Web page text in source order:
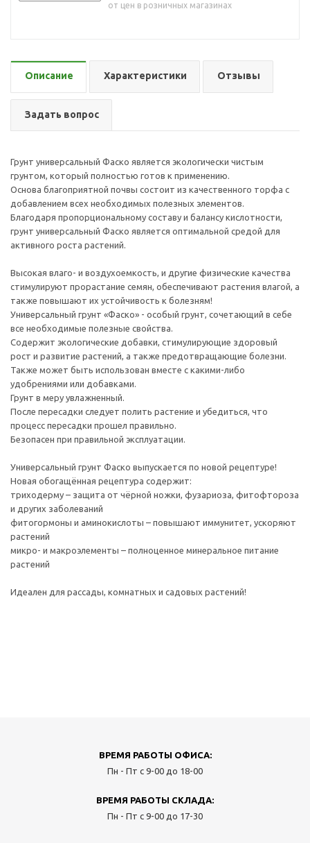
от цен в розничных магазинах
Описание Характеристики Отзывы
Задать вопрос
Грунт универсальный Фаско является экологически чистым
грунтом, который полностью готов к применению.
Основа благоприятной почвы состоит из качественного торфа с
добавлением всех необходимых полезных элементов.
Благодаря пропорциональному составу и балансу кислотности,
грунт универсальный Фаско является оптимальной средой для
активного роста растений.
Высокая влаго- и воздухоемкость, и другие физические качества
стимулируют прорастание семян, обеспечивают растения влагой, а
также повышают их устойчивость к болезням!
Универсальный грунт «Фаско» - особый грунт, сочетающий в себе
все необходимые полезные свойства.
Содержит экологические добавки, стимулирующие здоровый
рост и развитие растений, а также предотвращающие болезни.
Также может быть использован вместе с какими-либо
удобрениями или добавками.
Грунт в меру увлажненный.
После пересадки следует полить растение и убедиться, что
процесс пересадки прошел правильно.
Безопасен при правильной эксплуатации.
Универсальный грунт Фаско выпускается по новой рецептуре!
Новая обогащённая рецептура содержит:
триходерму – защита от чёрной ножки, фузариоза, фитофтороза
и других заболеваний
фитогормоны и аминокислоты – повышают иммунитет, ускоряют
растений
микро- и макроэлементы – полноценное минеральное питание
растений
Идеален для рассады, комнатных и садовых растений!
ВРЕМЯ РАБОТЫ ОФИСА:
Пн - Пт с 9-00 до 18-00
ВРЕМЯ РАБОТЫ СКЛАДА:
Пн - Пт с 9-00 до 17-30